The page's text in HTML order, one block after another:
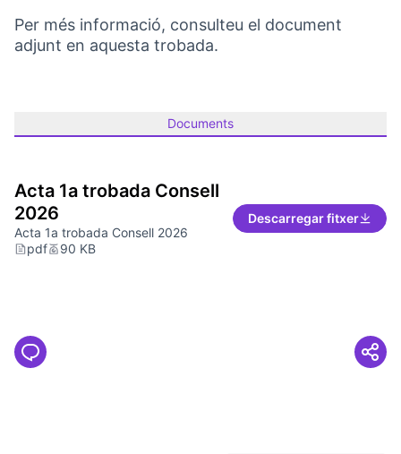
Per més informació, consulteu el document
adjunt en aquesta trobada.
Documents
Acta 1a trobada Consell
2026
Acta 1a trobada Consell 2026
pdf
90 KB
Descarregar fitxer